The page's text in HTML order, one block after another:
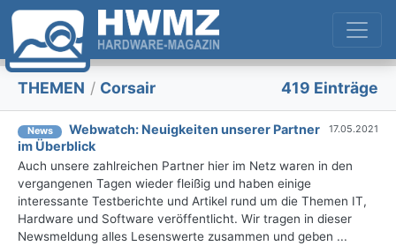
THEMEN / Corsair 419 Einträge
News
Webwatch: Neuigkeiten unserer Partner
im Überblick
17.05.2021
Auch unsere zahlreichen Partner hier im Netz waren in den
vergangenen Tagen wieder fleißig und haben einige
interessante Testberichte und Artikel rund um die Themen IT,
Hardware und Software veröffentlicht. Wir tragen in dieser
Newsmeldung alles Lesenswerte zusammen und geben ...